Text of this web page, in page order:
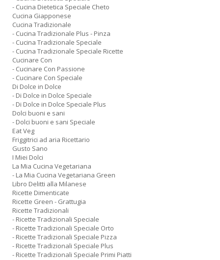
- Cucina Dietetica Speciale Cheto
Cucina Giapponese
Cucina Tradizionale
- Cucina Tradizionale Plus - Pinza
- Cucina Tradizionale Speciale
- Cucina Tradizionale Speciale Ricette
Cucinare Con
- Cucinare Con Passione
- Cucinare Con Speciale
Di Dolce in Dolce
- Di Dolce in Dolce Speciale
- Di Dolce in Dolce Speciale Plus
Dolci buoni e sani
- Dolci buoni e sani Speciale
Eat Veg
Friggitrici ad aria Ricettario
Gusto Sano
I Miei Dolci
La Mia Cucina Vegetariana
- La Mia Cucina Vegetariana Green
Libro Delitti alla Milanese
Ricette Dimenticate
Ricette Green - Grattugia
Ricette Tradizionali
- Ricette Tradizionali Speciale
- Ricette Tradizionali Speciale Orto
- Ricette Tradizionali Speciale Pizza
- Ricette Tradizionali Speciale Plus
- Ricette Tradizionali Speciale Primi Piatti